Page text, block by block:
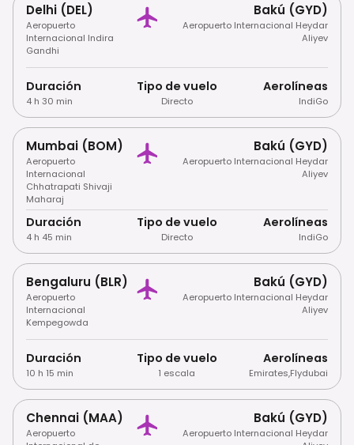
Delhi (DEL)
Aeropuerto
Internacional Indira
Gandhi
Bakú (GYD)
Aeropuerto Internacional Heydar
Aliyev
Duración
4 h 30 min
Tipo de vuelo
Directo
Aerolíneas
IndiGo
Mumbai (BOM)
Aeropuerto
Internacional
Chhatrapati Shivaji
Maharaj
Bakú (GYD)
Aeropuerto Internacional Heydar
Aliyev
Duración
4 h 45 min
Tipo de vuelo
Directo
Aerolíneas
IndiGo
Bengaluru (BLR)
Aeropuerto
Internacional
Kempegowda
Bakú (GYD)
Aeropuerto Internacional Heydar
Aliyev
Duración
10 h 15 min
Tipo de vuelo
1 escala
Aerolíneas
Emirates,Flydubai
Chennai (MAA)
Aeropuerto
Bakú (GYD)
Aeropuerto Internacional Heydar